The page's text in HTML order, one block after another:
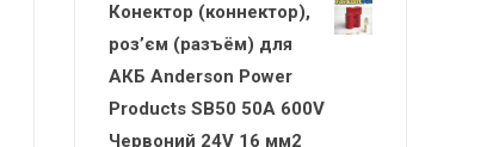
Конектор (коннектор),
роз’єм (разъём) для
АКБ Anderson Power
Products SB50 50A 600V
Червоний 24V 16 мм2